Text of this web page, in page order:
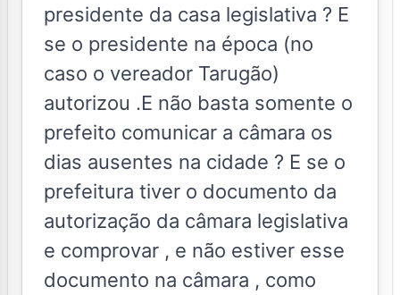
presidente da casa legislativa ? E
se o presidente na época (no
caso o vereador Tarugão)
autorizou .E não basta somente o
prefeito comunicar a câmara os
dias ausentes na cidade ? E se o
prefeitura tiver o documento da
autorização da câmara legislativa
e comprovar , e não estiver esse
documento na câmara , como